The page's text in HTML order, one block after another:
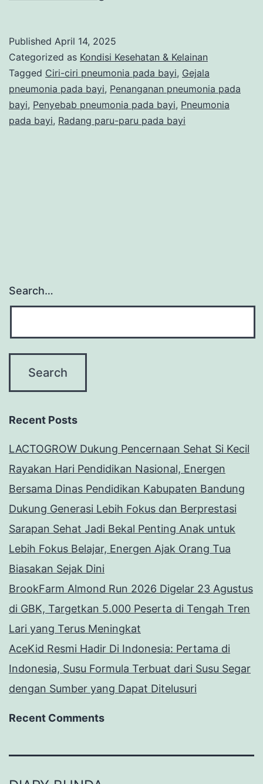
Ciri
Pneumonia
pada
Bayi
Published April 14, 2025
Categorized as Kondisi Kesehatan & Kelainan
Tagged Ciri-ciri pneumonia pada bayi, Gejala
pneumonia pada bayi, Penanganan pneumonia pada
bayi, Penyebab pneumonia pada bayi, Pneumonia
pada bayi, Radang paru-paru pada bayi
Search…
Recent Posts
LACTOGROW Dukung Pencernaan Sehat Si Kecil
Rayakan Hari Pendidikan Nasional, Energen
Bersama Dinas Pendidikan Kabupaten Bandung
Dukung Generasi Lebih Fokus dan Berprestasi
Sarapan Sehat Jadi Bekal Penting Anak untuk
Lebih Fokus Belajar, Energen Ajak Orang Tua
Biasakan Sejak Dini
BrookFarm Almond Run 2026 Digelar 23 Agustus
di GBK, Targetkan 5.000 Peserta di Tengah Tren
Lari yang Terus Meningkat
AceKid Resmi Hadir Di Indonesia: Pertama di
Indonesia, Susu Formula Terbuat dari Susu Segar
dengan Sumber yang Dapat Ditelusuri
Recent Comments